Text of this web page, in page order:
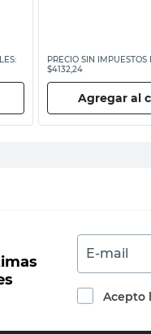
PRECIO SIN IMPUESTOS
$4132,24
Agregar al
E-mail
Acepto